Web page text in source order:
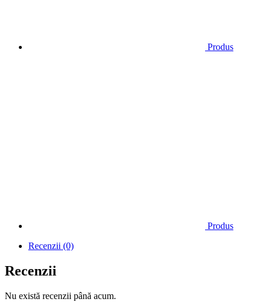
Produs
Produs
Recenzii (0)
Recenzii
Nu există recenzii până acum.